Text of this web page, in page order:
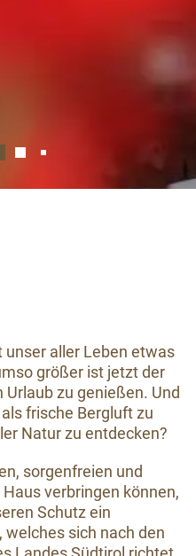
unser aller Leben etwas
größer ist jetzt der
zu genießen. Und
frische Bergluft zu
Natur zu entdecken?
sorgenfreien und
verbringen können,
Schutz ein
sich nach den